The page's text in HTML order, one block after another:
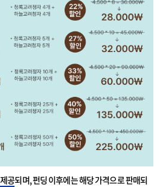
공되며, 펀딩 이후에는 해당 가격으로 판매되